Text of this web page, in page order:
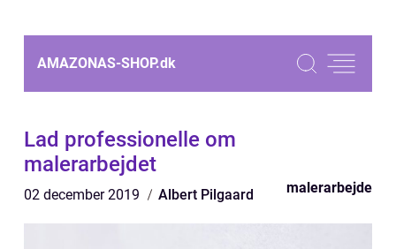
AMAZONAS-SHOP.dk
Lad professionelle om
malerarbejdet
02 december 2019 Albert Pilgaard malerarbejde